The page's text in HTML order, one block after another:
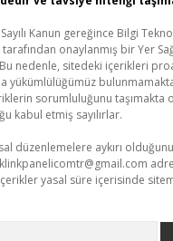
Kanun gereğince Bilgi
tarafından onaylanmış bir Yer
nedenle, sitedeki içerikleri
yükümlülüğümüz
sorumluluğunu taşımakta
kabul etmiş sayılırlar.
düzenlemelere aykırı
yasal süre içerisinde